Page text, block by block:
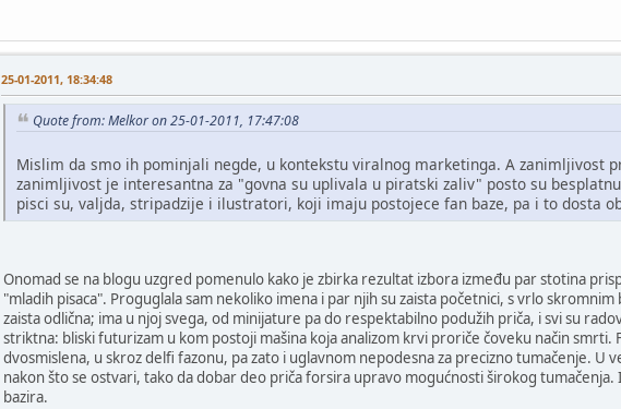
25-01-2011, 18:34:48
Quote from: Melkor on 25-01-2011, 17:47:08
Mislim da smo ih pominjali negde, u kontekstu viralnog marketinga. A zanimljivost
zanimljivost je interesantna za "govna su uplivala u piratski zaliv" posto su
pisci su, valjda, stripadzije i ilustratori, koji imaju postojece fan baze, pa i to dosta
Onomad se na blogu uzgred pomenulo kako je zbirka rezultat izbora između par stotina
"mladih pisaca". Proguglala sam nekoliko imena i par njih su zaista početnici, s vrlo
zaista odlična; ima u njoj svega, od minijature pa do respektabilno podužih priča, i svi su
striktna: bliski futurizam u kom postoji mašina koja analizom krvi proriče čoveku način
dvosmislena, u skroz delfi fazonu, pa zato i uglavnom nepodesna za precizno tumačenje. U
nakon što se ostvari, tako da dobar deo priča forsira upravo mogućnosti širokog
bazira.